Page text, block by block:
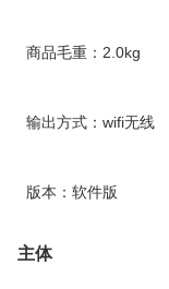
商品毛重：2.0kg
输出方式：wifi无线
版本：软件版
主体